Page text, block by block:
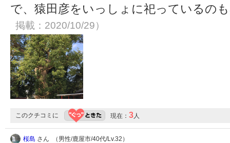
で、猿田彦をいっしょに祀っているの
掲載：2020/10/29）
このクチコミに 現在： 3 人
桜島 さん （男性/鹿屋市/40代/Lv.32）